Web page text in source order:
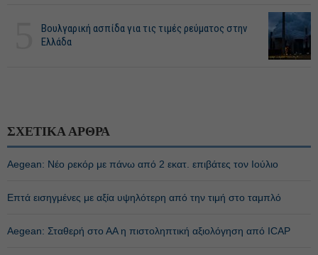
Βουλγαρική ασπίδα για τις τιμές ρεύματος στην
Ελλάδα
ΣΧΕΤΙΚΑ ΑΡΘΡΑ
Aegean: Νέο ρεκόρ με πάνω από 2 εκατ. επιβάτες τον Ιούλιο
Επτά εισηγμένες με αξία υψηλότερη από την τιμή στο ταμπλό
Aegean: Σταθερή στο ΑΑ η πιστοληπτική αξιολόγηση από ICAP